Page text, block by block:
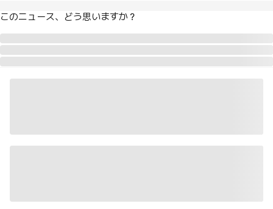
このニュース、どう思いますか？